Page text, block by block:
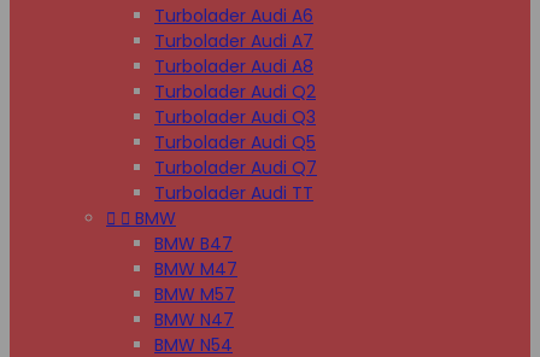
Turbolader Audi A6
Turbolader Audi A7
Turbolader Audi A8
Turbolader Audi Q2
Turbolader Audi Q3
Turbolader Audi Q5
Turbolader Audi Q7
Turbolader Audi TT
  BMW
BMW B47
BMW M47
BMW M57
BMW N47
BMW N54